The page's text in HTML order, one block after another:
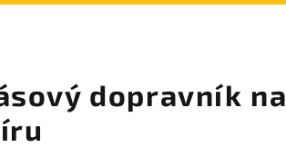
dopravník na